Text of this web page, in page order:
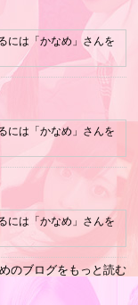
には「かなめ」さんを
には「かなめ」さんを
には「かなめ」さんを
のブログをもっと読む